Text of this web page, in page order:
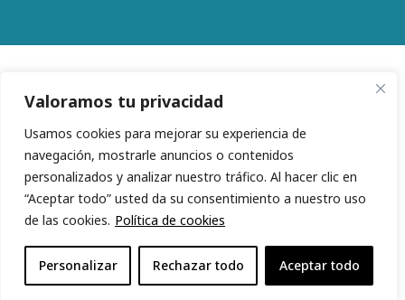
Valoramos tu privacidad
Usamos cookies para mejorar su experiencia de
navegación, mostrarle anuncios o contenidos
personalizados y analizar nuestro tráfico. Al hacer clic en
“Aceptar todo” usted da su consentimiento a nuestro uso
de las cookies. Política de cookies
Personalizar Rechazar todo Aceptar todo